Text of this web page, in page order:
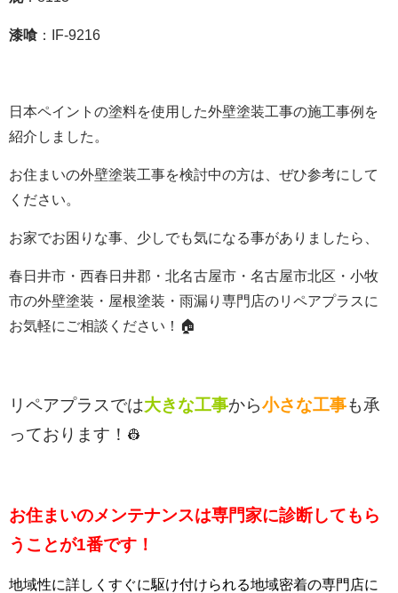
漆喰 ：IF-9216
日本ペイントの塗料を使用した外壁塗装工事の施工事例を
紹介しました。
お住まいの外壁塗装工事を検討中の方は、ぜひ参考にして
ください。
お家でお困りな事、少しでも気になる事がありましたら、
春日井市・西春日井郡・北名古屋市・名古屋市北区・小牧
市の外壁塗装・屋根塗装・雨漏り専門店のリペアプラスに
お気軽にご相談ください！🏠
リペアプラスでは大きな工事から小さな工事も承
っております！ 👷
お住まいのメンテナンスは専門家に診断してもら
うことが1番です！
地域性に詳しくすぐに駆け付けられる地域密着の専門店に